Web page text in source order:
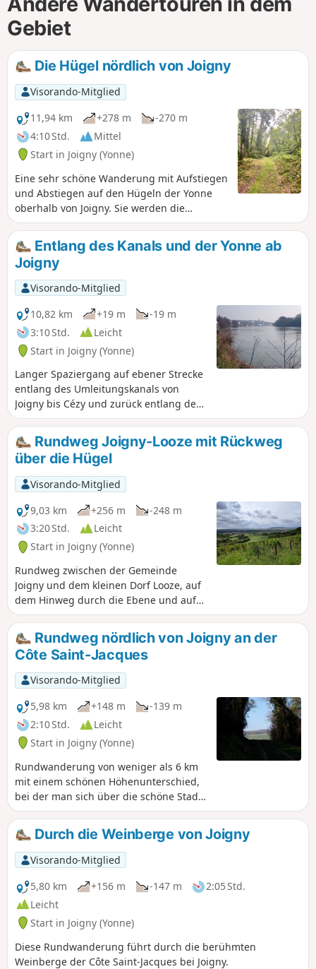
Gebiet
Die Hügel nördlich von Joigny
Visorando-Mitglied
11,94 km
+278 m
-270 m
4:10 Std.
Mittel
Start in Joigny (Yonne)
Eine sehr schöne Wanderung mit Aufstiegen
und Abstiegen auf den Hügeln der Yonne
oberhalb von Joigny. Sie werden die
mehreren Querungen durch den Wald und
das wunderschöne Panorama vom höchsten
Punkt der Wanderung auf die Stadt Joigny
zu schätzen wissen. Diese Tour wird
begeisterte Wanderfreunde begeistern.
Entlang des Kanals und der Yonne ab
Joigny
Visorando-Mitglied
10,82 km
+19 m
-19 m
3:10 Std.
Leicht
Start in Joigny (Yonne)
Langer Spaziergang auf ebener Strecke
entlang des Umleitungskanals von
Joigny bis Cézy und zurück entlang der
Yonne. Leichte, ruhige Strecke mit der
Möglichkeit, Wildvögel wie Wildenten,
Kormorane oder sogar Wildschwäne zu
beobachten.
Rundweg Joigny-Looze mit Rückweg
über die Hügel
Visorando-Mitglied
9,03 km
+256 m
-248 m
3:20 Std.
Leicht
Start in Joigny (Yonne)
Rundweg zwischen der Gemeinde
Joigny und dem kleinen Dorf Looze, auf
dem Hinweg durch die Ebene und auf
dem Rückweg über die Hügel zwischen
Weinbergen und Wäldern. Herrliche
Ausblicke auf das Yonne-Tal, die
Umgebung und die Stadt Joigny.
Rundweg nördlich von Joigny an der
Côte Saint-Jacques
Visorando-Mitglied
5,98 km
+148 m
-139 m
2:10 Std.
Leicht
Start in Joigny (Yonne)
Rundwanderung von weniger als 6 km
mit einem schönen Höhenunterschied,
bei der man sich über die schöne Stadt
Joigny auf die Côte Saint-Jacques
erhebt, um über kleine Pfade die Ruhe
der Wälder und das Val d'Aubry zu
erreichen und wieder ins Tal
hinabzusteigen, mit einem herrlichen
Blick auf Joigny, die Yonne und ihre
Umgebung.
Durch die Weinberge von Joigny
Visorando-Mitglied
5,80 km
+156 m -147 m
2:05 Std.
Leicht
Start in Joigny (Yonne)
Diese Rundwanderung führt durch die berühmten
Weinberge der Côte Saint-Jacques bei Joigny.